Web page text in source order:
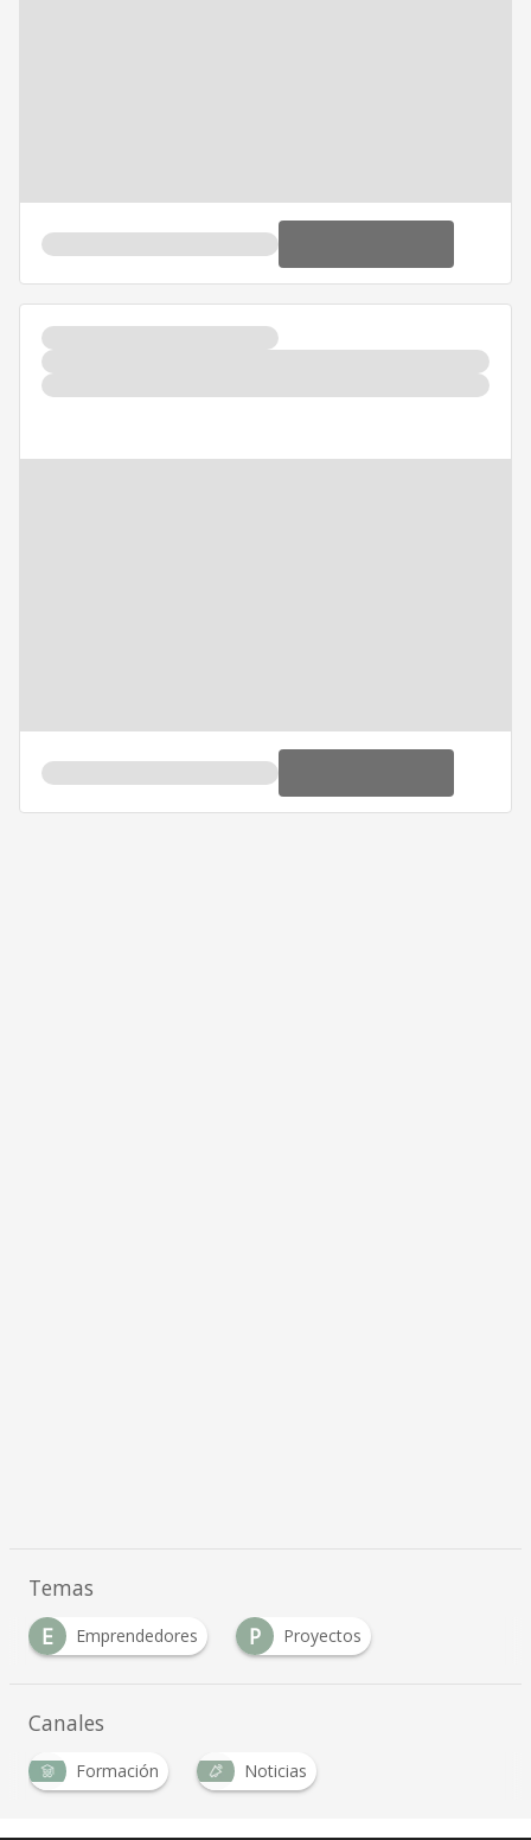
Temas
E
Emprendedores P Proyectos
Canales
Formación Noticias